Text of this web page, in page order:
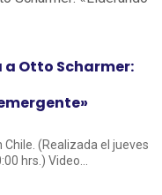
a Otto Scharmer:
(Realizada el jueves
hrs.) Video...